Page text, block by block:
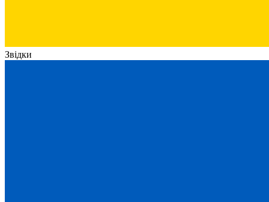
Звідки